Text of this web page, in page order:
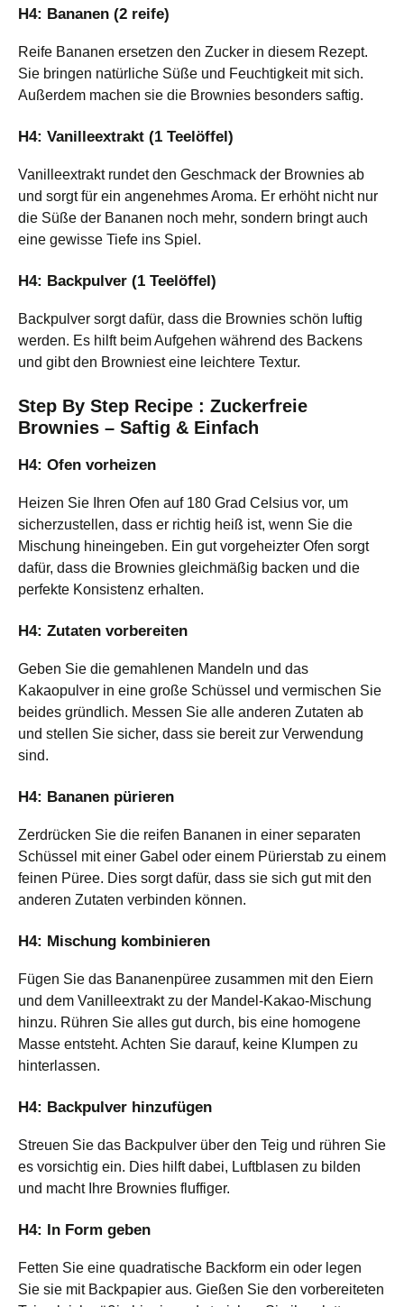
H4: Bananen (2 reife)
Reife Bananen ersetzen den Zucker in diesem Rezept.
Sie bringen natürliche Süße und Feuchtigkeit mit sich.
Außerdem machen sie die Brownies besonders saftig.
H4: Vanilleextrakt (1 Teelöffel)
Vanilleextrakt rundet den Geschmack der Brownies ab
und sorgt für ein angenehmes Aroma. Er erhöht nicht nur
die Süße der Bananen noch mehr, sondern bringt auch
eine gewisse Tiefe ins Spiel.
H4: Backpulver (1 Teelöffel)
Backpulver sorgt dafür, dass die Brownies schön luftig
werden. Es hilft beim Aufgehen während des Backens
und gibt den Browniest eine leichtere Textur.
Step By Step Recipe : Zuckerfreie
Brownies – Saftig & Einfach
H4: Ofen vorheizen
Heizen Sie Ihren Ofen auf 180 Grad Celsius vor, um
sicherzustellen, dass er richtig heiß ist, wenn Sie die
Mischung hineingeben. Ein gut vorgeheizter Ofen sorgt
dafür, dass die Brownies gleichmäßig backen und die
perfekte Konsistenz erhalten.
H4: Zutaten vorbereiten
Geben Sie die gemahlenen Mandeln und das
Kakaopulver in eine große Schüssel und vermischen Sie
beides gründlich. Messen Sie alle anderen Zutaten ab
und stellen Sie sicher, dass sie bereit zur Verwendung
sind.
H4: Bananen pürieren
Zerdrücken Sie die reifen Bananen in einer separaten
Schüssel mit einer Gabel oder einem Pürierstab zu einem
feinen Püree. Dies sorgt dafür, dass sie sich gut mit den
anderen Zutaten verbinden können.
H4: Mischung kombinieren
Fügen Sie das Bananenpüree zusammen mit den Eiern
und dem Vanilleextrakt zu der Mandel-Kakao-Mischung
hinzu. Rühren Sie alles gut durch, bis eine homogene
Masse entsteht. Achten Sie darauf, keine Klumpen zu
hinterlassen.
H4: Backpulver hinzufügen
Streuen Sie das Backpulver über den Teig und rühren Sie
es vorsichtig ein. Dies hilft dabei, Luftblasen zu bilden
und macht Ihre Brownies fluffiger.
H4: In Form geben
Fetten Sie eine quadratische Backform ein oder legen
Sie sie mit Backpapier aus. Gießen Sie den vorbereiteten